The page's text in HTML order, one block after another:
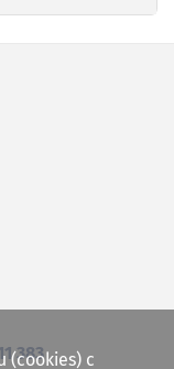
383
(cookies) с